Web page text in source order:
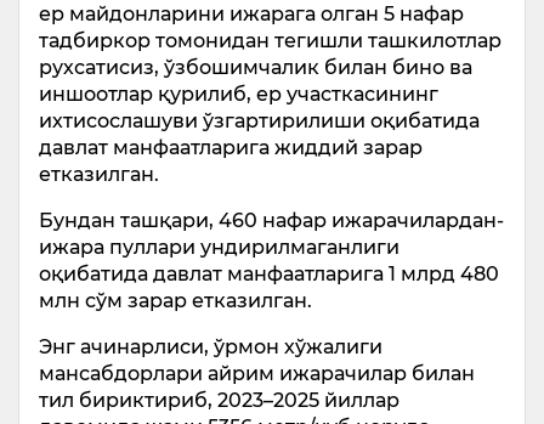
ер майдонларини ижарага олган 5 нафар
тадбиркор томонидан тегишли ташкилотлар
рухсатисиз, ўзбошимчалик билан бино ва
иншоотлар қурилиб, ер участкасининг
ихтисослашуви ўзгартирилиши оқибатида
давлат манфаатларига жиддий зарар
етказилган.
Бундан ташқари, 460 нафар ижарачилардан-
ижара пуллари ундирилмаганлиги
оқибатида давлат манфаатларига 1 млрд 480
млн сўм зарар етказилган.
Энг ачинарлиси, ўрмон хўжалиги
мансабдорлари айрим ижарачилар билан
тил бириктириб, 2023–2025 йиллар